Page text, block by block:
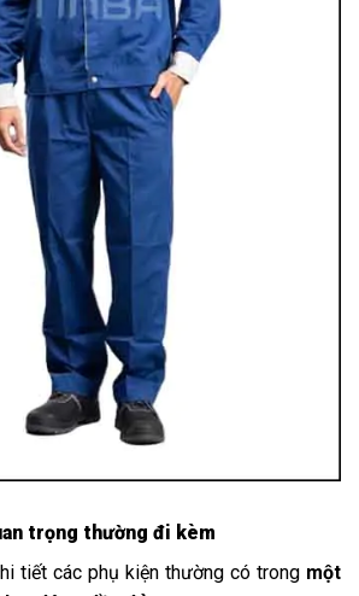
trọng thường đi kèm
tiết các phụ kiện thường có trong một